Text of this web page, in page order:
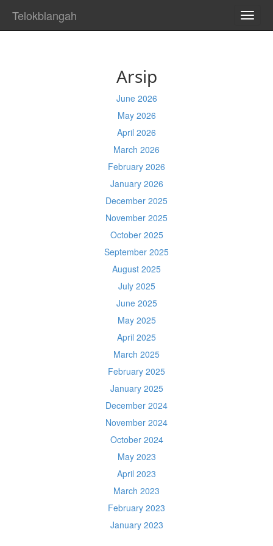
Telokblangah
Arsip
June 2026
May 2026
April 2026
March 2026
February 2026
January 2026
December 2025
November 2025
October 2025
September 2025
August 2025
July 2025
June 2025
May 2025
April 2025
March 2025
February 2025
January 2025
December 2024
November 2024
October 2024
May 2023
April 2023
March 2023
February 2023
January 2023